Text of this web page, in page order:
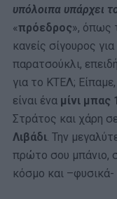
υπόλοιπα υπάρχει
«πρόεδρος», όπως
κανείς σίγουρος
παρατσούκλι,
για το ΚΤΕΛ;
είναι ένα μίνι
Στράτος και χάρη
Λιβάδι. Την
πρώτο σου μπάνιο,
κόσμο και